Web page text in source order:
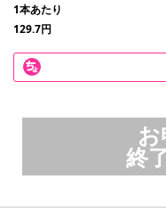
1本あたり
129.7円
終